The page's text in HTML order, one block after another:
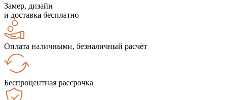
Замер, дизайн
и доставка бесплатно
Оплата наличными, безналичный расчёт
Беспроцентная рассрочка